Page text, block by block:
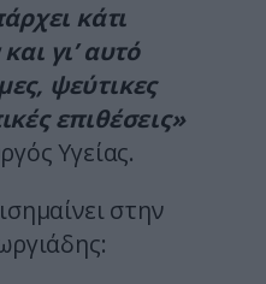
κάτι
γι’ αυτό
ψεύτικες
επιθέσεις»
Υγείας.
στην